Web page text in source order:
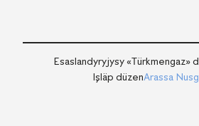
Esaslandyryjysy «Тürkmengaz»
Işläp düzenArassa